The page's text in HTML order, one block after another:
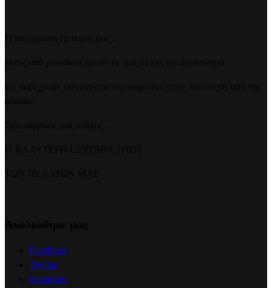
Facebook
Twitter
Instagram